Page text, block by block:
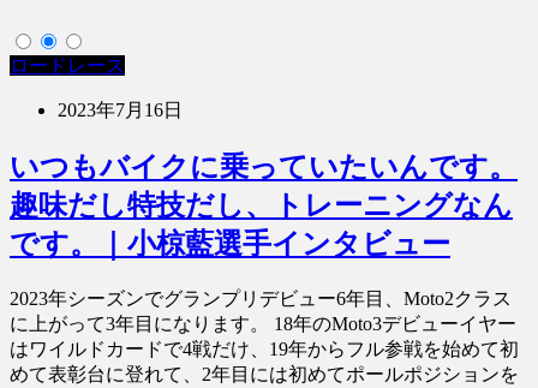
ロードレース
2023年7月16日
いつもバイクに乗っていたいんです。
趣味だし特技だし、トレーニングなん
です。｜小椋藍選手インタビュー
2023年シーズンでグランプリデビュー6年目、Moto2クラス
に上がって3年目になります。 18年のMoto3デビューイヤー
はワイルドカードで4戦だけ、19年からフル参戦を始めて初
めて表彰台に登れて、2年目には初めてポールポジションを